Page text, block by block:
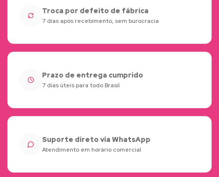
Troca por defeito de fábrica
7 dias após recebimento, sem burocracia
Prazo de entrega cumprido
7 dias úteis para todo Brasil
Suporte direto via WhatsApp
Atendimento em horário comercial